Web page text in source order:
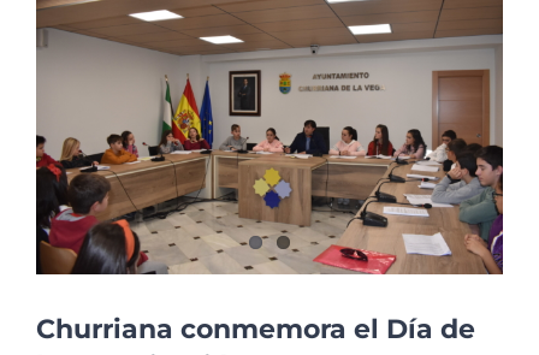
imagen
más
Churriana conmemora el Día de